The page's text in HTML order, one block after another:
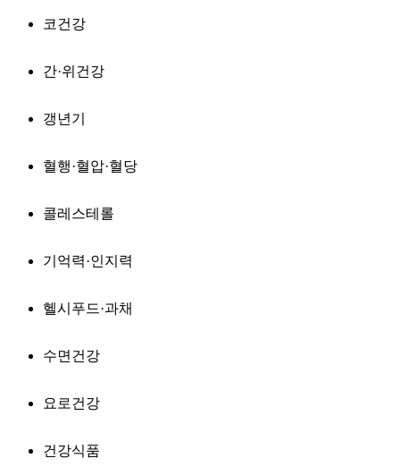
코건강
간·위건강
갱년기
혈행·혈압·혈당
콜레스테롤
기억력·인지력
헬시푸드·과채
수면건강
요로건강
건강식품